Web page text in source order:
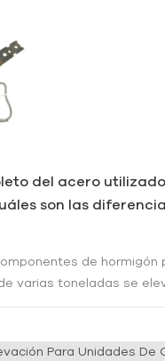
del acero
son las
acero galvanizado
de hormigón
varias toneladas se
mediante una grúa.
sin esfuerzo se
crucial: el tipo de acero
Para Unidades De